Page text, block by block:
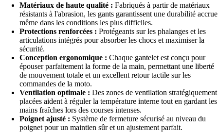
Matériaux de haute qualité : Fabriqués à partir de matériaux
résistants à l'abrasion, les gants garantissent une durabilité accrue
même dans les conditions les plus difficiles.
Protections renforcées : Protégeants sur les phalanges et les
articulations intégrés pour absorber les chocs et maximiser la
sécurité.
Conception ergonomique : Chaque gantelet est conçu pour
épouser parfaitement la forme de la main, permettant une liberté
de mouvement totale et un excellent retour tactile sur les
commandes de la moto.
Ventilation optimale : Des zones de ventilation stratégiquement
placées aident à réguler la température interne tout en gardant les
mains fraîches lors des courses intenses.
Poignet ajusté : Système de fermeture sécurisé au niveau du
poignet pour un maintien sûr et un ajustement parfait.